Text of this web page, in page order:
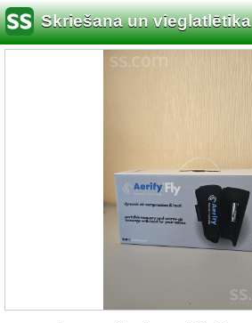
Skriešana un vieglatlētika